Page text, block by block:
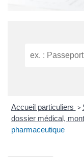
Accueil particuliers >
dossier médical,
pharmaceutique